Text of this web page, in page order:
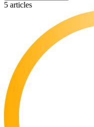
5 articles